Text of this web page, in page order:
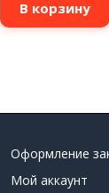
В корзину
Оформление
Мой аккаунт